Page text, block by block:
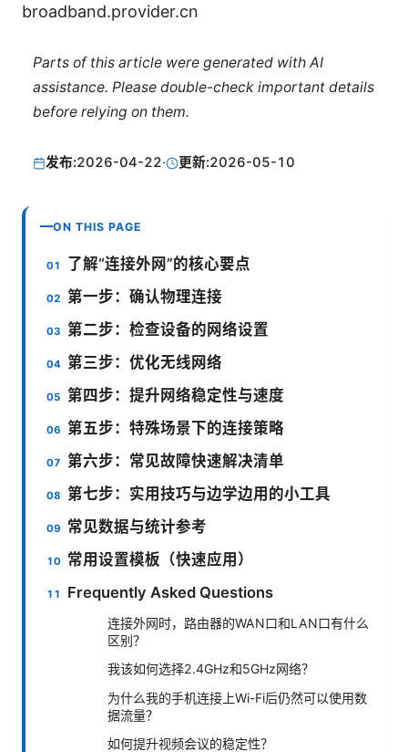
broadband.provider.cn
Parts of this article were generated with AI
assistance. Please double-check important details
before relying on them.
发布:2026-04-22· 更新:2026-05-10
ON THIS PAGE
了解“连接外网”的核心要点
第一步：确认物理连接
第二步：检查设备的网络设置
第三步：优化无线网络
第四步：提升网络稳定性与速度
第五步：特殊场景下的连接策略
第六步：常见故障快速解决清单
第七步：实用技巧与边学边用的小工具
常见数据与统计参考
常用设置模板（快速应用）
Frequently Asked Questions
连接外网时，路由器的WAN口和LAN口有什么
区别？
我该如何选择2.4GHz和5GHz网络？
为什么我的手机连接上Wi-Fi后仍然可以使用数
据流量？
如何提升视频会议的稳定性？